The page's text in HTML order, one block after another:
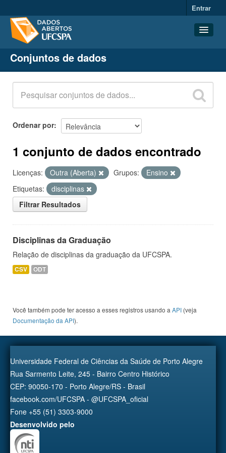
Entrar
Conjuntos de dados
Organizações
Grupos
Sobre
Conjuntos de dados
Ordenar por
1 conjunto de dados encontrado
Licenças: Outra (Aberta) Grupos:
Ensino
Etiquetas:
disciplinas
Filtrar Resultados
Disciplinas da Graduação
Relação de disciplinas da graduação da UFCSPA.
CSV ODT
Você também pode ter acesso a esses registros usando a API (veja
Documentação da API).
Universidade Federal de Ciências da Saúde de Porto Alegre
Rua Sarmento Leite, 245 - Bairro Centro Histórico
CEP: 90050-170 - Porto Alegre/RS - Brasil
facebook.com/UFCSPA - @UFCSPA_oficial
Fone +55 (51) 3303-9000
Desenvolvido pelo